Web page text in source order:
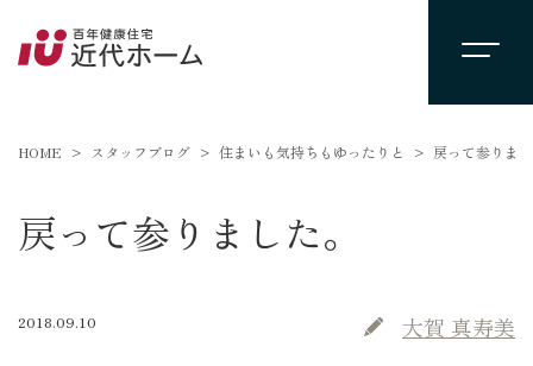
HOME スタッフブログ 住まいも気持ちもゆったりと 戻って参りま
戻って参りました。
2018.09.10 大賀 真寿美